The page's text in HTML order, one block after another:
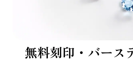
無料刻印・バース